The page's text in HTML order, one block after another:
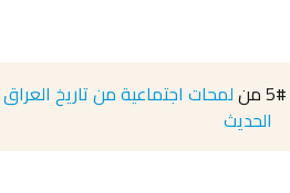
#5 منلمحات اجتماعية من تاريخ العراق
الحديث